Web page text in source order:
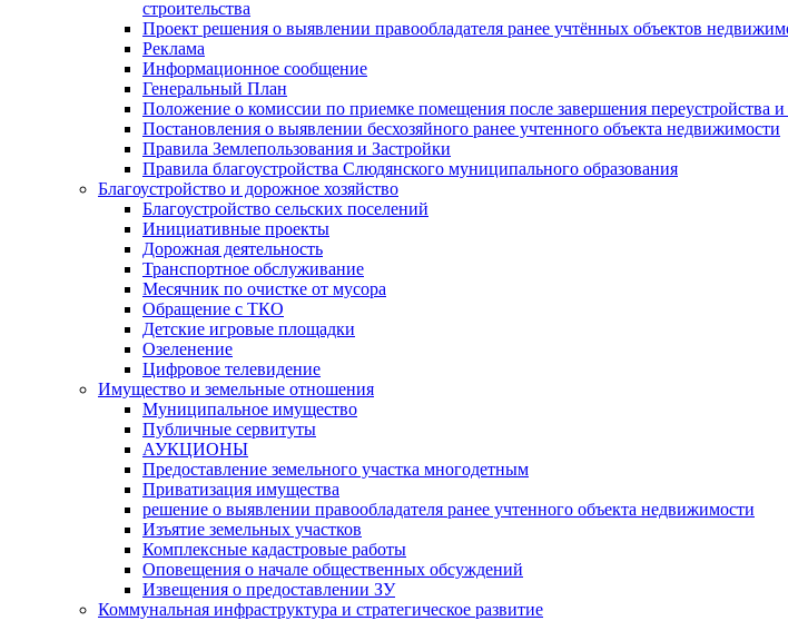
строительства
Проект решения о выявлении правообладателя ранее учтённых объектов
Реклама
Информационное сообщение
Генеральный План
Положение о комиссии по приемке помещения после завершения переустройства
Постановления о выявлении бесхозяйного ранее учтенного объекта недвижимости
Правила Землепользования и Застройки
Правила благоустройства Слюдянского муниципального образования
Благоустройство и дорожное хозяйство
Благоустройство сельских поселений
Инициативные проекты
Дорожная деятельность
Транспортное обслуживание
Месячник по очистке от мусора
Обращение с ТКО
Детские игровые площадки
Озеленение
Цифровое телевидение
Имущество и земельные отношения
Муниципальное имущество
Публичные сервитуты
АУКЦИОНЫ
Предоставление земельного участка многодетным
Приватизация имущества
решение о выявлении правообладателя ранее учтенного объекта недвижимости
Изъятие земельных участков
Комплексные кадастровые работы
Оповещения о начале общественных обсуждений
Извещения о предоставлении ЗУ
Коммунальная инфраструктура и стратегическое развитие